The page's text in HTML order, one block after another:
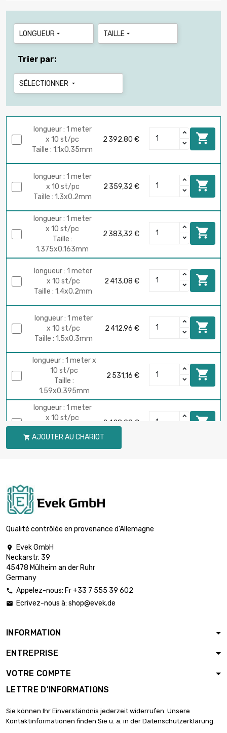
LONGUEUR  TAILLE 
Trier par:
SÉLECTIONNER 
longueur : 1 meter
x 10 st/pc
Taille : 1.1x0.35mm
2 392,80 € 
longueur : 1 meter
x 10 st/pc
Taille : 1.3x0.2mm
2 359,32 € 
longueur : 1 meter
x 10 st/pc
Taille :
1.375x0.163mm
2 383,32 € 
longueur : 1 meter
x 10 st/pc
Taille : 1.4x0.2mm
2 413,08 € 
longueur : 1 meter
x 10 st/pc
Taille : 1.5x0.3mm
2 412,96 € 
longueur : 1 meter x
10 st/pc
Taille :
1.59x0.395mm
2 531,16 € 
longueur : 1 meter
x 10 st/pc
Taille :
1.6x0.45mm
2 428,08 € 
Taille : 2x0.5mm
x 10 st/pc
longueur : 1 meter x
10 st/pc
Taille : 2.4x0.4mm
x 10 st/pc
2.7x0.15mm
x 10 st/pc
3x0.725mm
longueur : 1 meter
Taille :
3.175x0.71mm
2 580,84 €
 AJOUTER AU CHARIOT
Qualité contrôlée en provenance d'Allemagne

Evek GmbH
Neckarstr. 39
45478 Mülheim an der Ruhr
Germany
 Appelez-nous: Fr +33 7 555 39 602
 Ecrivez-nous à: shop@evek.de
INFORMATION
ENTREPRISE
VOTRE COMPTE
LETTRE D'INFORMATIONS
Sie können Ihr Einverständnis jederzeit widerrufen. Unsere
Kontaktinformationen finden Sie u. a. in der Datenschutzerklärung.